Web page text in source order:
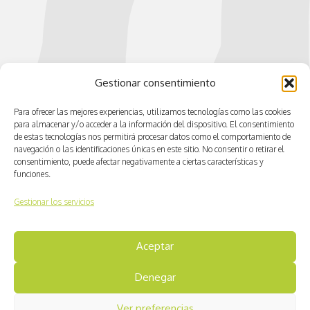
Gestionar consentimiento
Para ofrecer las mejores experiencias, utilizamos tecnologías como las cookies
para almacenar y/o acceder a la información del dispositivo. El consentimiento
de estas tecnologías nos permitirá procesar datos como el comportamiento de
navegación o las identificaciones únicas en este sitio. No consentir o retirar el
consentimiento, puede afectar negativamente a ciertas características y
funciones.
Gestionar los servicios
Aceptar
Denegar
Aviso legal